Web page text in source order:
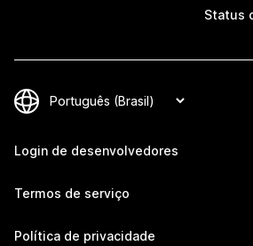
Status
Login de desenvolvedores
Termos de serviço
Política de privacidade